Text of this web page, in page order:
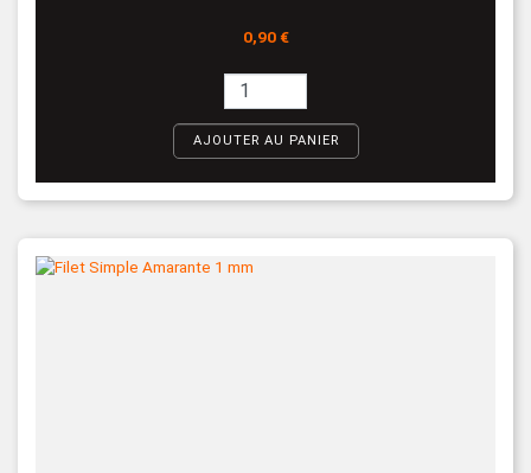
Prix
0,90 €
AJOUTER AU PANIER